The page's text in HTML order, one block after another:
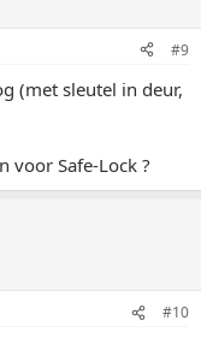
#9
(met sleutel in deur,
voor Safe-Lock ?
#10